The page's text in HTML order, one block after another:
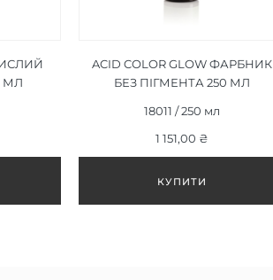
МЛ
ACID COLOR GLOW ФАРБНИК
БЕЗ ПІГМЕНТА 250 МЛ
18011 / 250 мл
1 151,00 ₴